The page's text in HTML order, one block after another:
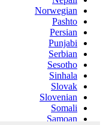
Norwegian
Pashto
Persian
Punjabi
Serbian
Sesotho
Sinhala
Slovak
Slovenian
Somali
Samoan